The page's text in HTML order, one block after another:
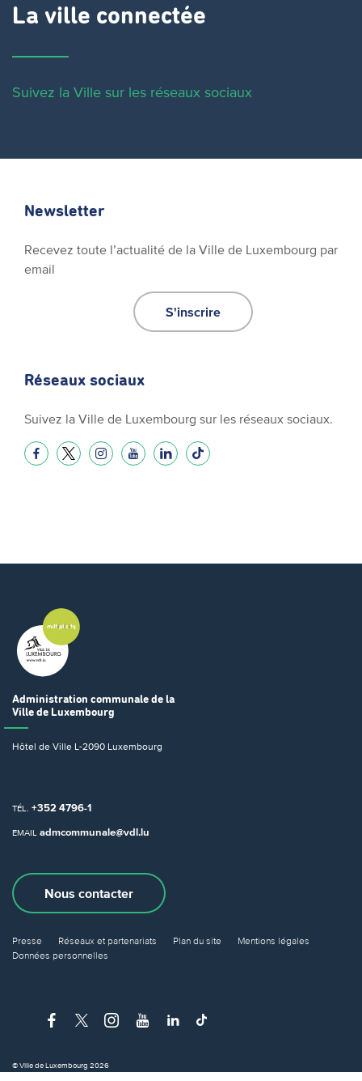
La ville connectée
Suivez la Ville sur les réseaux sociaux
Newsletter
Recevez toute l’actualité de la Ville de Luxembourg par
email
S'inscrire
Réseaux sociaux
Suivez la Ville de Luxembourg sur les réseaux sociaux.
Administration communale de la
Ville de Luxembourg
Hôtel de Ville L-2090 Luxembourg
TÉL. +352 4796-1
EMAIL admcommunale@vdl.lu
Nous contacter
Presse Réseaux et partenariats Plan du site
Mentions légales
Données personnelles
© Ville de Luxembourg 2026